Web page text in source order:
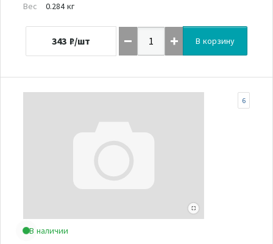
Вес
0.284 кг
343 ₽/шт В корзину
В наличии
6